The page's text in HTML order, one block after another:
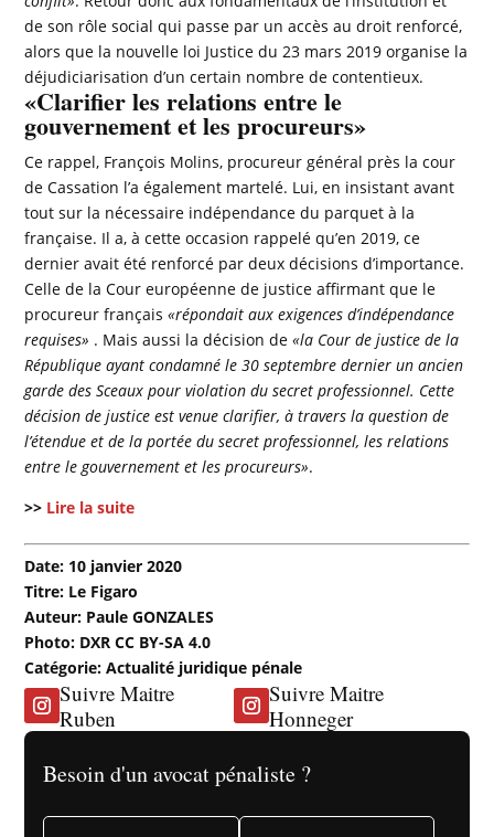
de son rôle social qui passe par un accès au droit renforcé,
alors que la nouvelle loi Justice du 23 mars 2019 organise la
déjudiciarisation d’un certain nombre de contentieux.
«Clarifier les relations entre le
gouvernement et les procureurs»
Ce rappel, François Molins, procureur général près la cour
de Cassation l’a également martelé. Lui, en insistant avant
tout sur la nécessaire indépendance du parquet à la
française. Il a, à cette occasion rappelé qu’en 2019, ce
dernier avait été renforcé par deux décisions d’importance.
Celle de la Cour européenne de justice affirmant que le
procureur français«répondait aux exigences d’indépendance
requises» . Mais aussi la décision de«la Cour de justice de la
République ayant condamné le 30 septembre dernier un ancien
garde des Sceaux pour violation du secret professionnel. Cette
décision de justice est venue clarifier, à travers la question de
l’étendue et de la portée du secret professionnel, les relations
entre le gouvernement et les procureurs».
>> Lire la suite
Date: 10 janvier 2020
Titre: Le Figaro
Auteur: Paule GONZALES
Photo: DXR CC BY-SA 4.0
Catégorie: Actualité juridique pénale
Suivre Maitre
Ruben
Suivre Maitre
Honneger
Besoin d'un avocat pénaliste ?